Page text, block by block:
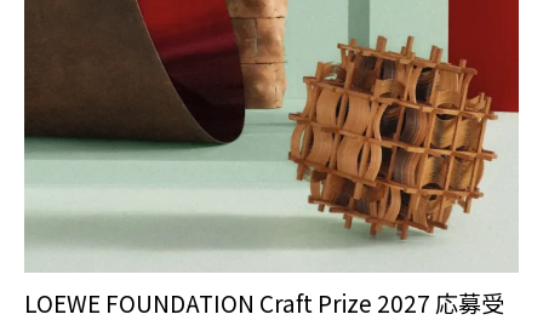
LOEWE FOUNDATION Craft Prize 2027 応募受